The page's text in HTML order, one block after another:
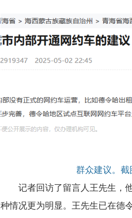
群众建议。截
记者回访了留言人王先生，
种情况更为明显。王先生已在德